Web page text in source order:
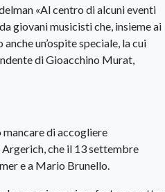
«Al centro di alcuni eventi
giovani musicisti che, insieme ai
un’ospite speciale, la cui
di Gioacchino Murat,
mancare di accogliere
che il 13 settembre
e a Mario Brunello.